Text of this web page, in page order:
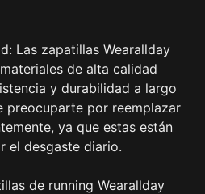
Las zapatillas Wearallday
de alta calidad
y durabilidad a largo
preocuparte por reemplazar
ya que estas están
el desgaste diario.
de running Wearallday